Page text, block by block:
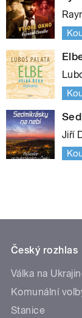
Jiří
Český rozhlas
Válka na
Komunální
Stanice